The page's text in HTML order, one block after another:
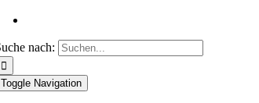
nach:
Toggle Navigation